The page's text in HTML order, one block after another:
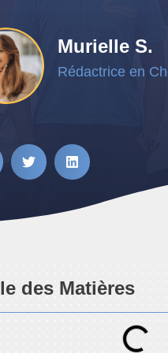
Murielle S.
Rédactrice en
des Matières